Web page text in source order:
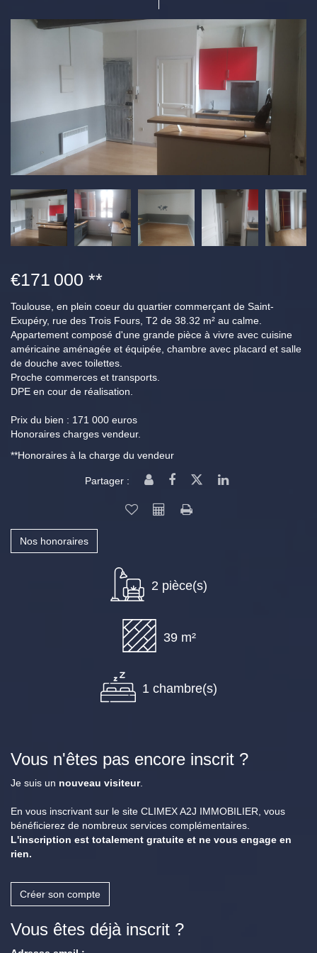
€171 000 **
Toulouse, en plein coeur du quartier commerçant de Saint-
Exupéry, rue des Trois Fours, T2 de 38.32 m² au calme.
Appartement composé d'une grande pièce à vivre avec cuisine
américaine aménagée et équipée, chambre avec placard et salle
de douche avec toilettes.
Proche commerces et transports.
DPE en cour de réalisation.
Prix du bien : 171 000 euros
Honoraires charges vendeur.
**Honoraires à la charge du vendeur
Partager :
Nos honoraires
2 pièce(s)
39 m²
1 chambre(s)
Vous n'êtes pas encore inscrit ?
Je suis un nouveau visiteur.
En vous inscrivant sur le site CLIMEX A2J IMMOBILIER, vous
bénéficierez de nombreux services complémentaires.
L'inscription est totalement gratuite et ne vous engage en
rien.
Créer son compte
Vous êtes déjà inscrit ?